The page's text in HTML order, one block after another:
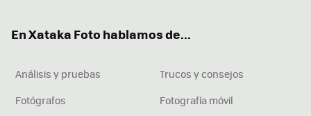
En Xataka Foto hablamos de...
Análisis y pruebas
Trucos y consejos
Fotógrafos
Fotografía móvil